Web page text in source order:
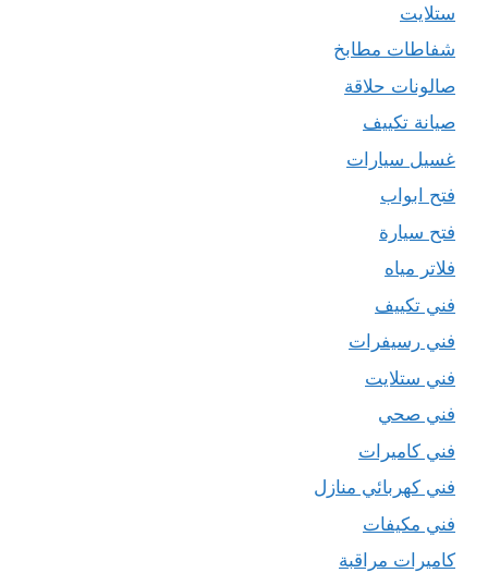
ستلايت
شفاطات مطابخ
صالونات حلاقة
صيانة تكييف
غسيل سيارات
فتح ابواب
فتح سيارة
فلاتر مياه
فني تكييف
فني رسيفرات
فني ستلايت
فني صحي
فني كاميرات
فني كهربائي منازل
فني مكيفات
كاميرات مراقبة